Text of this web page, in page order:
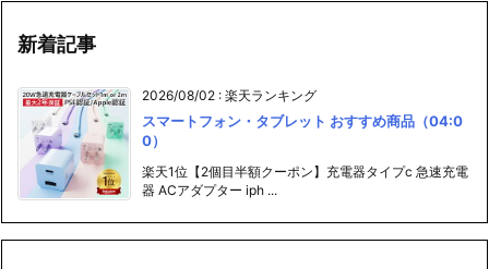
新着記事
2026/08/02 : 楽天ランキング
スマートフォン・タブレット おすすめ商品（04:0
0）
楽天1位【2個目半額クーポン】充電器タイプc 急速充電
器 ACアダプター iph ...